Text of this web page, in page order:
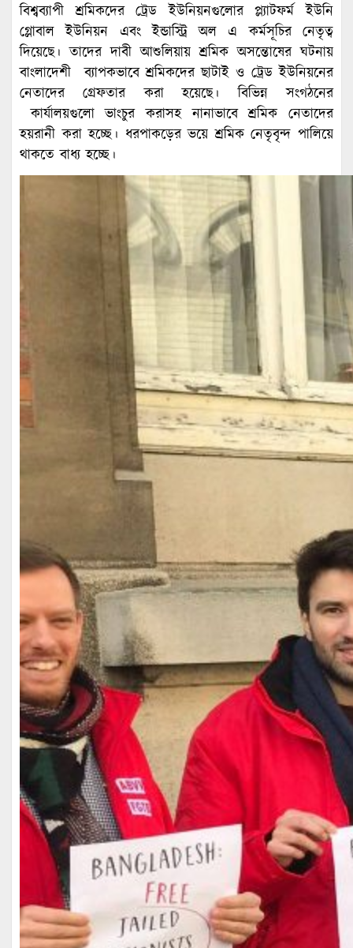
বিশ্বব্যাপী শ্রমিকদের ট্রেড ইউনিয়নগুলোর প্ল্যাটফর্ম ইউনি
গ্লোবাল ইউনিয়ন এবং ইন্ডাস্ট্রি অল এ কর্মসূচির নেতৃত্ব
দিয়েছে। তাদের দাবী আশুলিয়ায় শ্রমিক অসন্তোষের ঘটনায়
বাংলাদেশী ব্যাপকভাবে শ্রমিকদের ছাটাই ও ট্রেড ইউনিয়নের
নেতাদের গ্রেফতার করা হয়েছে। বিভিন্ন সংগঠনের
কার্যালয়গুলো ভাংচুর করাসহ নানাভাবে শ্রমিক নেতাদের
হয়রানী করা হচ্ছে। ধরপাকড়ের ভয়ে শ্রমিক নেতৃবৃন্দ পালিয়ে
থাকতে বাধ্য হচ্ছে।